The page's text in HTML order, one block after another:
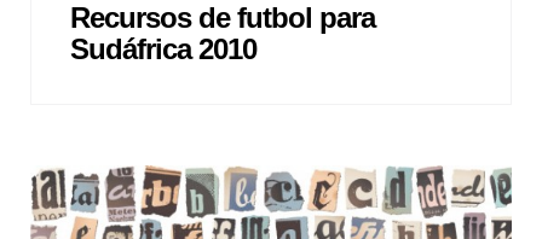
Recursos de futbol para
Sudáfrica 2010